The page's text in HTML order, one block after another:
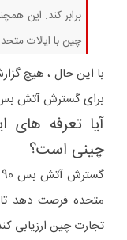
برابر کند. این
چین با ایالات
با این حال ، هیچ
برای گسترش آتش بس 90 روزه
آیا تعرفه های
چینی است؟
متحده فرصت دهد تا
تجارت چین ارزیابی